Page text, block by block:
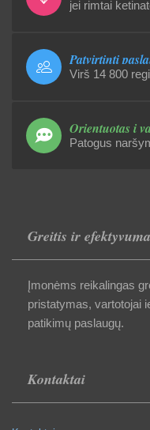
jei rimtai
Patvirtinti
Virš 14 800
Orientuotas į
Patogus
Greitis ir
Įmonėms reikalingas
pristatymas, vartotojai
patikimų paslaugų.
Kontaktai